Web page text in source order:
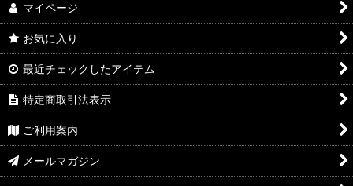
マイページ
お気に入り
最近チェックしたアイテム
特定商取引法表示
ご利用案内
メールマガジン